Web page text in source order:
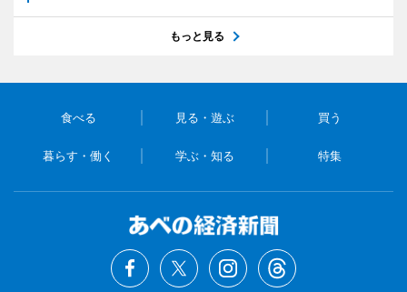
もっと見る
食べる 見る・遊ぶ 買う
暮らす・働く 学ぶ・知る 特集